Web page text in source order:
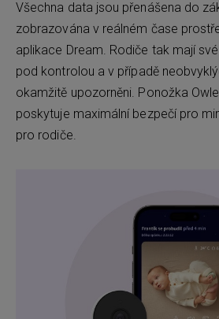
Všechna data jsou přenášena do
zobrazována v reálném čase
aplikace Dream. Rodiče tak mají
pod kontrolou a v případě
okamžitě upozorněni. Ponožka
poskytuje maximální bezpečí pro
pro rodiče.